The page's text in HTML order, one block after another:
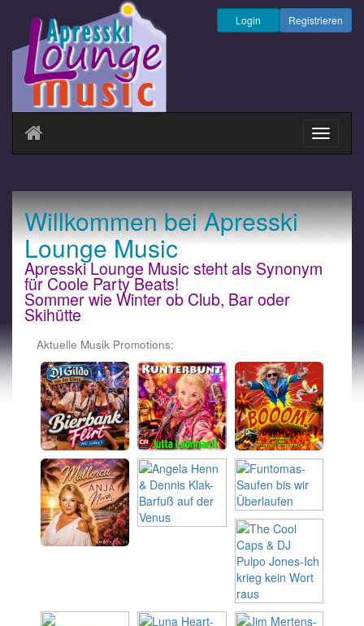
Registrieren
Login
ein-/
Willkommen bei Apresski
Lounge Music
Apresski Lounge Music steht als Synonym
für Coole Party Beats!
Sommer wie Winter ob Club, Bar oder
Skihütte
Aktuelle Musik Promotions: